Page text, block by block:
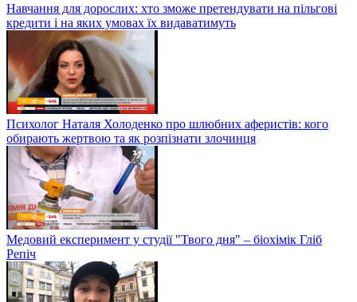
Навчання для дорослих: хто зможе претендувати на пільгові
кредити і на яких умовах їх видаватимуть
Психолог Наталя Холоденко про шлюбних аферистів: кого
обирають жертвою та як розпізнати злочинця
Медовий експеримент у студії "Твого дня" – біохімік Гліб
Репіч